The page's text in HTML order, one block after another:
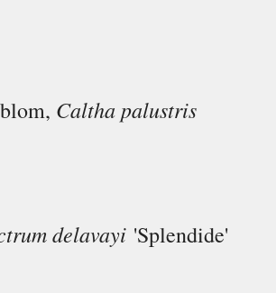
Caltha palustris
delavayi 'Splendide'